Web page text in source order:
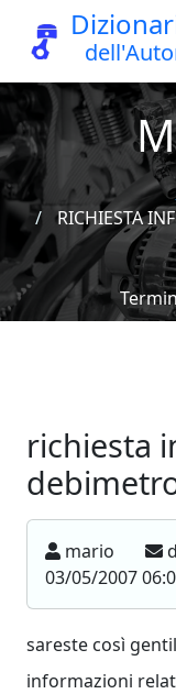
RICHIESTA
richiesta
mario
03/05/2007
sareste così
informazioni